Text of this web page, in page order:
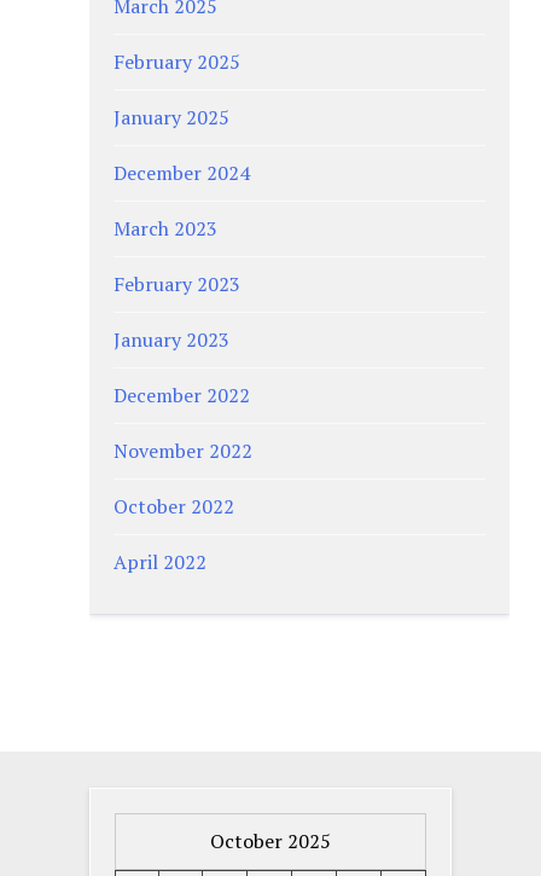
March 2025
February 2025
January 2025
December 2024
March 2023
February 2023
January 2023
December 2022
November 2022
October 2022
April 2022
October 2025